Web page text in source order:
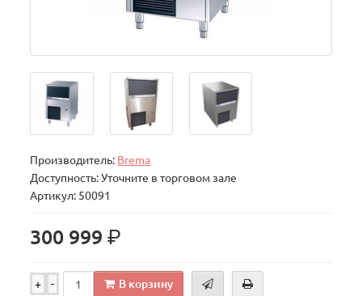
Производитель: Brema
Доступность: Уточните в торговом зале
Артикул: 50091
300 999р.
+ - В корзину